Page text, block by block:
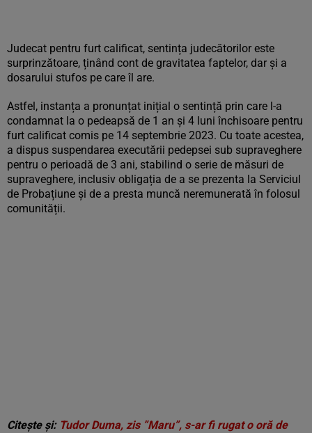
Judecat pentru furt calificat, sentința judecătorilor este
surprinzătoare, ținând cont de gravitatea faptelor, dar și a
dosarului stufos pe care îl are.
Astfel, instanța a pronunțat inițial o sentință prin care l-a
condamnat la o pedeapsă de 1 an și 4 luni închisoare pentru
furt calificat comis pe 14 septembrie 2023. Cu toate acestea,
a dispus suspendarea executării pedepsei sub supraveghere
pentru o perioadă de 3 ani, stabilind o serie de măsuri de
supraveghere, inclusiv obligația de a se prezenta la Serviciul
de Probațiune și de a presta muncă neremunerată în folosul
comunității.
Citește și: Tudor Duma, zis ”Maru”, s-ar fi rugat o oră de